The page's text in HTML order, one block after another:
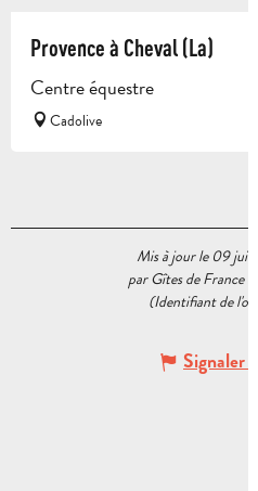
Provence à Cheval (La)
Centre équestre
Cadolive
Mis à jour le 09
par Gîtes de France
(Identifiant de
Signaler